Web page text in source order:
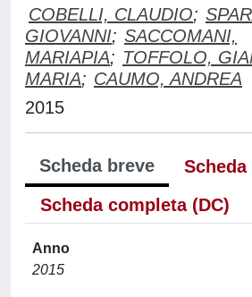
COBELLI, CLAUDIO;
GIOVANNI; SACCOMANI,
MARIAPIA; TOFFOLO,
MARIA; CAUMO, ANDREA
2015
Scheda breve
Scheda completa (DC)
Anno
2015